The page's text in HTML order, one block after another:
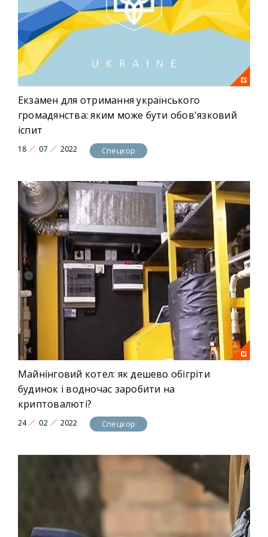
Екзамен для отримання українського
громадянства: яким може бути обов'язковий
іспит
18 07 2022 Спецкор
Майнінговий котел: як дешево обігріти
будинок і водночас заробити на
криптовалюті?
24 02 2022 Спецкор